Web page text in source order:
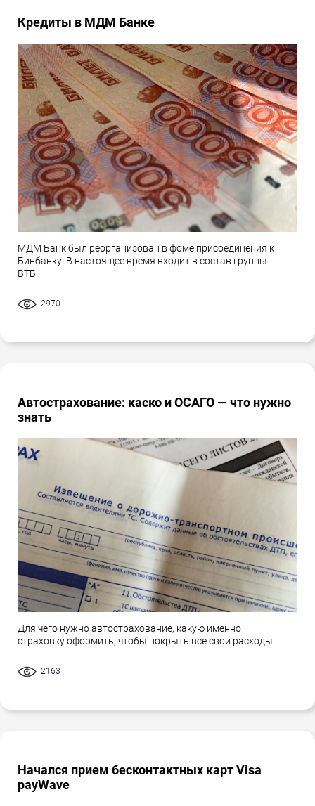
Кредиты в МДМ Банке
МДМ Банк был реорганизован в фоме присоединения к
Бинбанку. В настоящее время входит в состав группы
ВТБ.
2970
Автострахование: каско и ОСАГО — что нужно
знать
Для чего нужно автострахование, какую именно
страховку оформить, чтобы покрыть все свои расходы.
2163
Начался прием бесконтактных карт Visa
payWave